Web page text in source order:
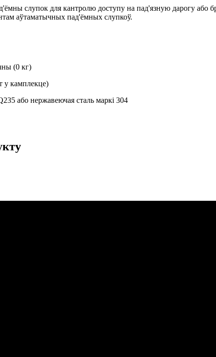
слупок для кантролю доступу на пад'язную дарогу або
аўтаматычных пад'ёмных слупкоў.
(0 кг)
у камплекце)
або нержавеючая сталь маркі 304